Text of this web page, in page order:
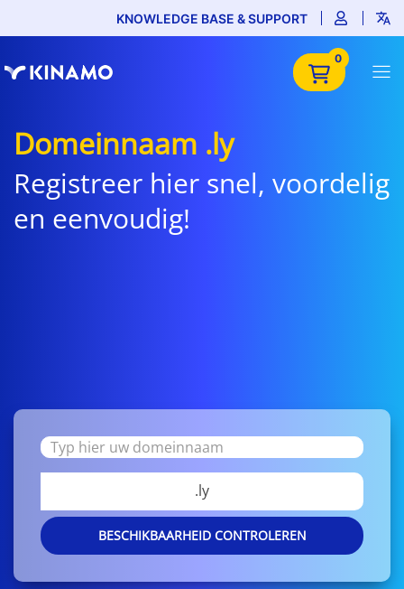
KNOWLEDGE BASE & SUPPORT
0
Domeinnaam .ly
Registreer hier snel, voordelig
en eenvoudig!
.ly
BESCHIKBAARHEID CONTROLEREN